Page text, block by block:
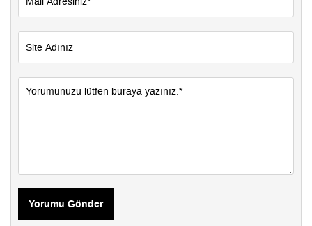
Yorumu Gönder